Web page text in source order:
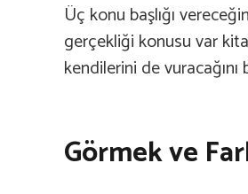
Üç konu başlığı
gerçekliği konusu var
kendilerini de vuracağını
Görmek ve